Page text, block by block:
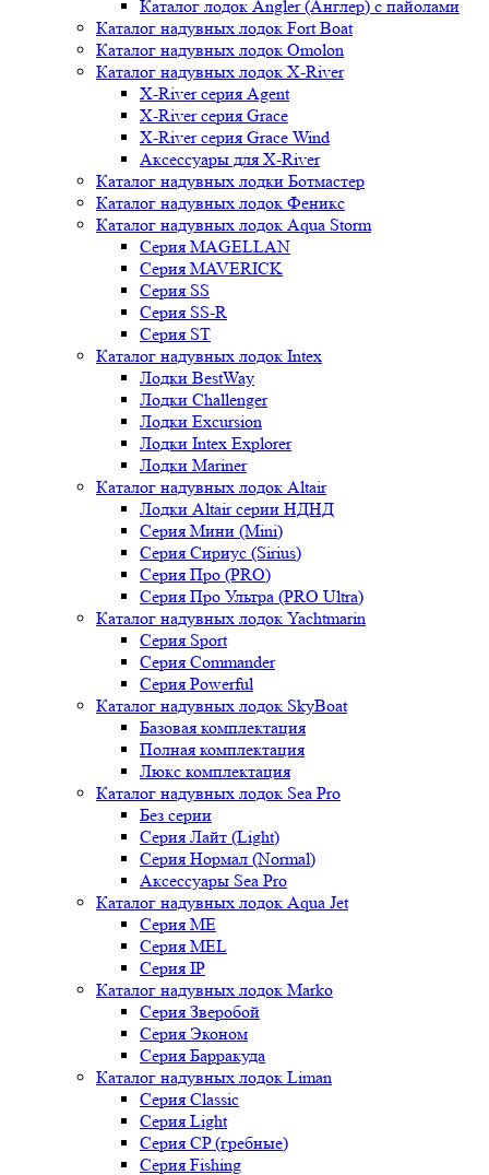
Каталог лодок Angler (Англер) с пайолами
Каталог надувных лодок Fort Boat
Каталог надувных лодок Omolon
Каталог надувных лодок X-River
X-River серия Agent
X-River серия Grace
X-River серия Grace Wind
Аксессуары для X-River
Каталог надувных лодки Ботмастер
Каталог надувных лодок Феникc
Каталог надувных лодок Aqua Storm
Серия MAGELLAN
Серия MAVERICK
Серия SS
Серия SS-R
Серия ST
Каталог надувных лодок Intex
Лодки BestWay
Лодки Challenger
Лодки Excursion
Лодки Intex Explorer
Лодки Mariner
Каталог надувных лодок Altair
Лодки Altair серии НДНД
Серия Мини (Mini)
Серия Сириус (Sirius)
Серия Про (PRO)
Серия Про Ультра (PRO Ultra)
Каталог надувных лодок Yachtmarin
Серия Sport
Серия Commander
Серия Powerful
Каталог надувных лодок SkyBoat
Базовая комплектация
Полная комплектация
Люкс комплектация
Каталог надувных лодок Sea Pro
Без серии
Серия Лайт (Light)
Серия Нормал (Normal)
Аксессуары Sea Pro
Каталог надувных лодок Aqua Jet
Серия ME
Серия MEL
Серия IP
Каталог надувных лодок Marko
Серия Зверобой
Серия Эконом
Серия Барракуда
Каталог надувных лодок Liman
Серия Classic
Серия Light
Серия CP (гребные)
Серия Fishing